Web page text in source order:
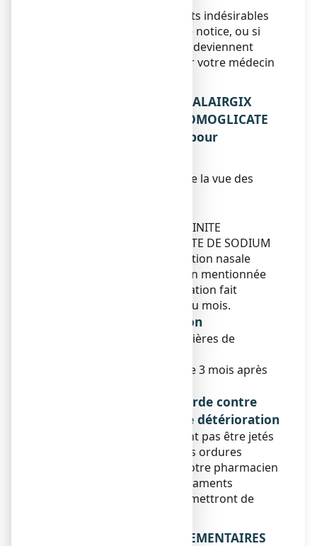
Si vous remarquez des effets indésirables
non mentionnés dans cette notice, ou si
certains effets indésirables deviennent
graves, veuillez en informer votre médecin
5. COMMENT CONSERVER ALAIRGIX
RHINITE ALLERGIQUE CROMOGLICATE
DE SODIUM 2%, solution pour
Tenir hors de la portée et de la vue des
ALAIRGIX RHINITE
ALLERGIQUE CROMOGLICATE DE SODIUM
solution pour pulvérisation nasale
après la date de péremption mentionnée
sur la boîte. La date d’expiration fait
référence au dernier jour du mois.
Conditions de conservation
Pas de précautions particulières de
Ce médicament se conserve 3 mois après
Si nécessaire, mises en garde contre
certains signes visibles de détérioration
Les médicaments ne doivent pas être jetés
au tout-à-l’égout ou avec les ordures
ménagères. Demandez à votre pharmacien
ce qu’il faut faire des médicaments
inutilisés. Ces mesures permettront de
6. INFORMATIONS SUPPLEMENTAIRES